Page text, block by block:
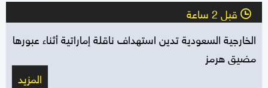
l قبل 2 ساعة
الخارجية السعودية تدين استهداف ناقلة إماراتية أثناء عبورها
مضيق هرمز
المزيد